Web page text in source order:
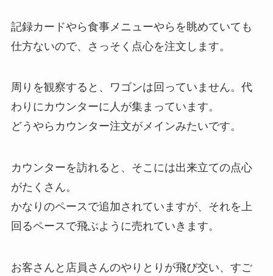
記録カードやら食事メニューやらを眺めていても
仕方ないので、さっそく点心を注文します。
周りを観察すると、ワゴンは回っていません。代
わりにカウンターに人が集まっています。
どうやらカウンター注文がメインみたいです。
カウンターを訪れると、そこには出来立ての点心
がたくさん。
かなりのペースで追加されていますが、それを上
回るペースで飛ぶように売れていきます。
お客さんと店員さんのやりとりが飛び交い、すご